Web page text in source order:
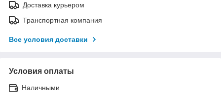
Доставка курьером
Транспортная компания
Все условия доставки
Условия оплаты
Наличными